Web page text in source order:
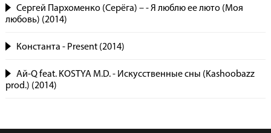
Сергей Пархоменко (Серёга) – - Я люблю ее люто (Моя
любовь) (2014)
Константа - Present (2014)
Aй-Q feat. KOSTYA M.D. - Искусственные сны (Kashoobazz
prod.) (2014)